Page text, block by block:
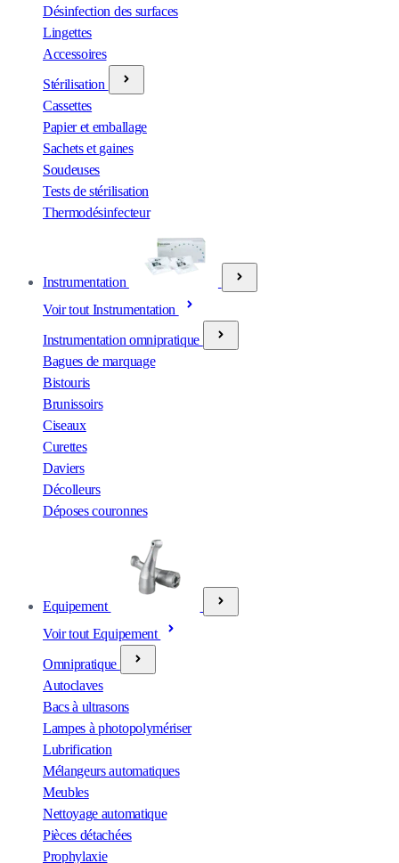
Désinfection des surfaces
Lingettes
Accessoires
Stérilisation
Cassettes
Papier et emballage
Sachets et gaines
Soudeuses
Tests de stérilisation
Thermodésinfecteur
Instrumentation
Voir tout Instrumentation
Instrumentation omnipratique
Bagues de marquage
Bistouris
Brunissoirs
Ciseaux
Curettes
Daviers
Décolleurs
Déposes couronnes
Equipement
Voir tout Equipement
Omnipratique
Autoclaves
Bacs à ultrasons
Lampes à photopolymériser
Lubrification
Mélangeurs automatiques
Meubles
Nettoyage automatique
Pièces détachées
Prophylaxie